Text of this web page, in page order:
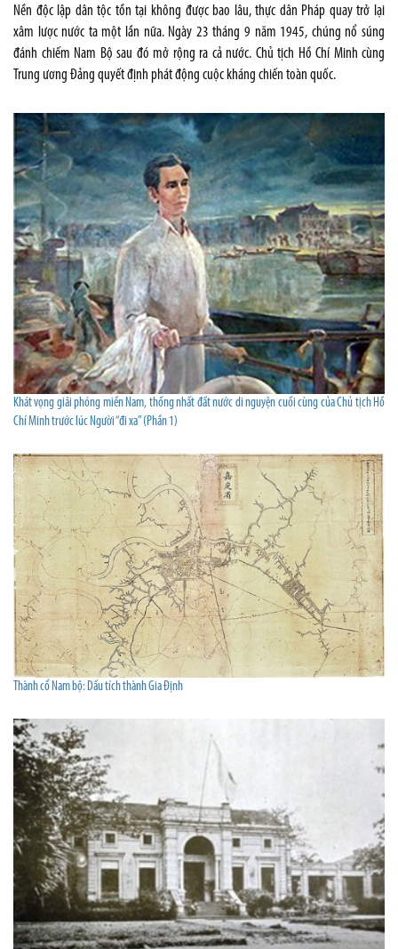
Nền độc lập dân tộc tồn tại không được bao lâu, thực dân Pháp quay trở lại
xâm lược nước ta một lần nữa. Ngày 23 tháng 9 năm 1945, chúng nổ súng
đánh chiếm Nam Bộ sau đó mở rộng ra cả nước. Chủ tịch Hồ Chí Minh cùng
Trung ương Đảng quyết định phát động cuộc kháng chiến toàn quốc.
Khát vọng giải phóng miền Nam, thống nhất đất nước di nguyện cuối cùng của Chủ tịch Hồ
Chí Minh trước lúc Người “đi xa” (Phần 1)
Thành cổ Nam bộ: Dấu tích thành Gia Định